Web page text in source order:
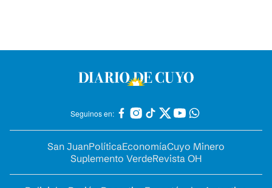
Seguinos en:
San JuanPolíticaEconomíaCuyo Minero
Suplemento VerdeRevista OH